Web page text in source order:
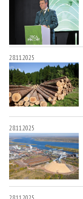
28.11.2025
28.11.2025